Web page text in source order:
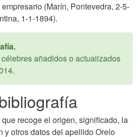
empresario (Marín, Pontevedra, 2-5-
1-1-1894).
añadidos o actualizados
.
recoge el origen, significado, la
y otros datos del apellido Orelo